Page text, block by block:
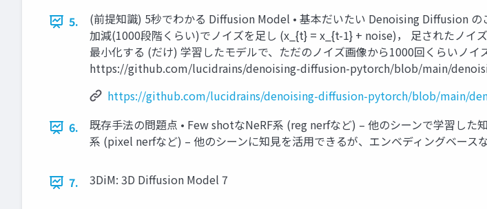
5.
(前提知識) 5秒でわかる Diﬀusion Model • 基本だいたい Denoising Diffusion の
加減(1000段階くらい)でノイズを足し (x_{t} = x_{t-1} + noise)， 足されたノ
最小化する (だけ) 学習したモデルで、ただのノイズ画像から1000回くらいノ
https://github.com/lucidrains/denoising-diffusion-pytorch/blob/main/
https://github.com/lucidrains/denoising-diffusion-pytorch/blob/main/
6.
既存手法の問題点 • Few shotなNeRF系 (reg nerfなど) – 他のシーンで学習し
系 (pixel nerfなど) – 他のシーンに知見を活用できるが、エンベディングベー
7. 3DiM: 3D Diﬀusion Model 7